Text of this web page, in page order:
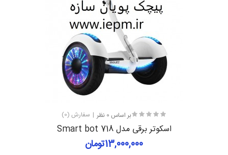
بر اساس 0 نظر سفارش (0)
اسکوتر برقی مدل Smart bot 718
13,000,000تومان